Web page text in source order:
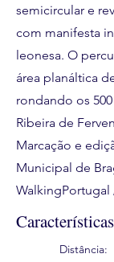
semicircular e
com manifesta
leonesa. O
área planáltica
rondando os
Ribeira de
Marcação e
Municipal de
WalkingPortugal
Distância: